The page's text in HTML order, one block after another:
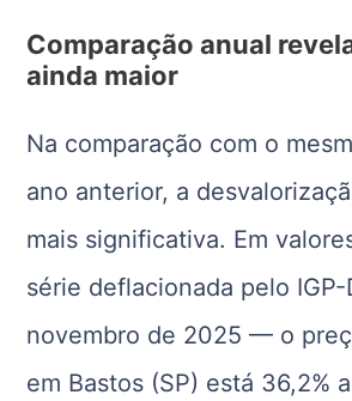
Comparação anual
ainda maior
Na comparação com o
ano anterior, a
mais significativa. Em
série deflacionada pelo IGP-
novembro de 2025 — o
em Bastos (SP) está 36,2%